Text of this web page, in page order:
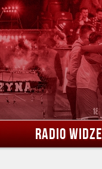
RADIO